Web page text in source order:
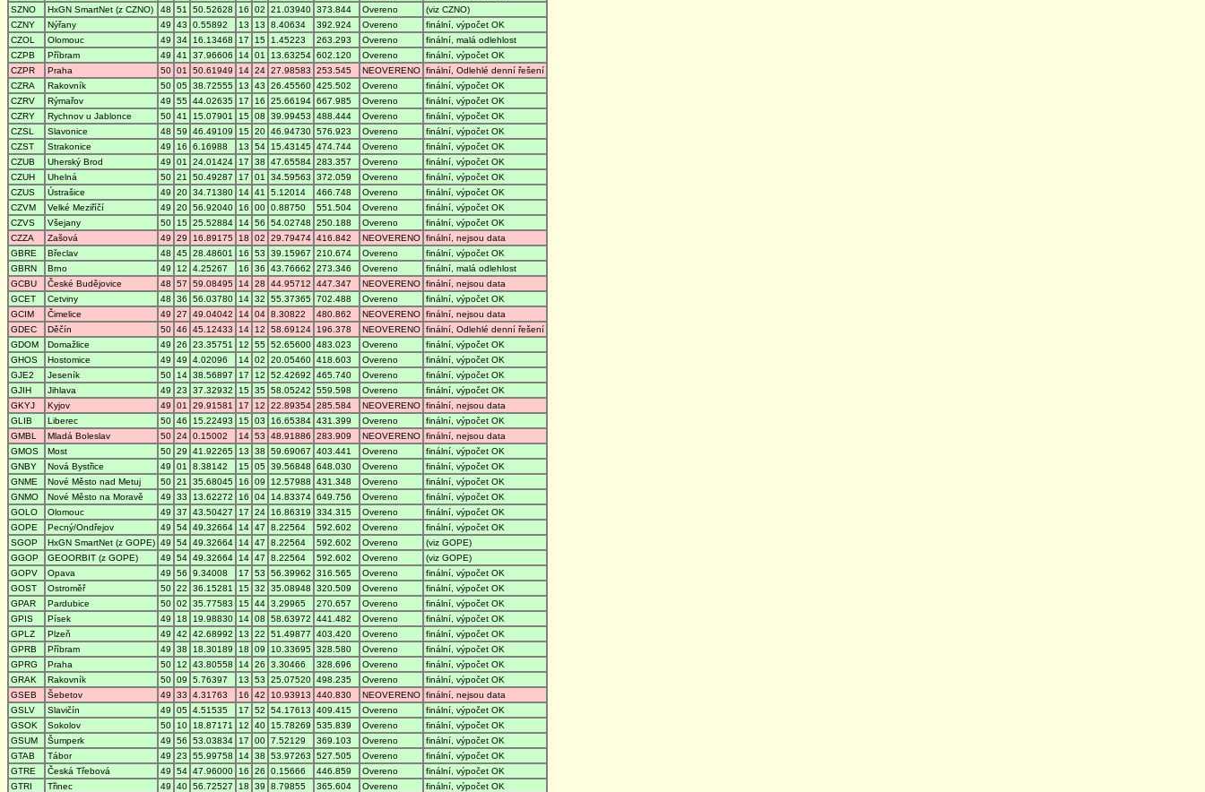
SZNO
HxGN SmartNet (z CZNO) 48 51 50.52628 16 02 21.03940 373.844 Overeno
(viz CZNO)
CZNY
Nýřany 49 43 0.55892 13 13 8.40634 392.924 Overeno
finální, výpočet OK
CZOL
Olomouc 49 34 16.13468 17 15 1.45223 263.293 Overeno
finální, malá odlehlost
CZPB
Příbram 49 41 37.96606 14 01 13.63254 602.120 Overeno
finální, výpočet OK
CZPR
Praha 50 01 50.61949 14 24 27.98583 253.545 NEOVERENO finální, Odlehlé denní řešení
CZRA
Rakovník 50 05 38.72555 13 43 26.45560 425.502 Overeno
finální, výpočet OK
CZRV
Rýmařov 49 55 44.02635 17 16 25.66194 667.985 Overeno
finální, výpočet OK
CZRY
Rychnov u Jablonce 50 41 15.07901 15 08 39.99453 488.444 Overeno
finální, výpočet OK
CZSL
Slavonice 48 59 46.49109 15 20 46.94730 576.923 Overeno
finální, výpočet OK
CZST
Strakonice 49 16 6.16988 13 54 15.43145 474.744 Overeno
finální, výpočet OK
CZUB
Uherský Brod 49 01 24.01424 17 38 47.65584 283.357 Overeno
finální, výpočet OK
CZUH
Uhelná 50 21 50.49287 17 01 34.59563 372.059 Overeno
finální, výpočet OK
CZUS
Ústrašice 49 20 34.71380 14 41 5.12014 466.748 Overeno
finální, výpočet OK
CZVM
Velké Meziříčí 49 20 56.92040 16 00 0.88750 551.504 Overeno
finální, výpočet OK
CZVS
Všejany 50 15 25.52884 14 56 54.02748 250.188 Overeno
finální, výpočet OK
CZZA
Zašová 49 29 16.89175 18 02 29.79474 416.842 NEOVERENO finální, nejsou data
GBRE
Břeclav 48 45 28.48601 16 53 39.15967 210.674 Overeno
finální, výpočet OK
GBRN
Brno 49 12 4.25267 16 36 43.76662 273.346 Overeno
finální, malá odlehlost
GCBU
České Budějovice 48 57 59.08495 14 28 44.95712 447.347 NEOVERENO finální, nejsou data
GCET
Cetviny 48 36 56.03780 14 32 55.37365 702.488 Overeno
finální, výpočet OK
GCIM
Čimelice 49 27 49.04042 14 04 8.30822 480.862 NEOVERENO finální, nejsou data
GDEC
Děčín 50 46 45.12433 14 12 58.69124 196.378 NEOVERENO finální, Odlehlé denní řešení
GDOM
Domažlice 49 26 23.35751 12 55 52.65600 483.023 Overeno
finální, výpočet OK
GHOS
Hostomice 49 49 4.02096 14 02 20.05460 418.603 Overeno
finální, výpočet OK
GJE2
Jeseník 50 14 38.56897 17 12 52.42692 465.740 Overeno
finální, výpočet OK
GJIH
Jihlava 49 23 37.32932 15 35 58.05242 559.598 Overeno
finální, výpočet OK
GKYJ
Kyjov 49 01 29.91581 17 12 22.89354 285.584 NEOVERENO finální, nejsou data
GLIB
Liberec 50 46 15.22493 15 03 16.65384 431.399 Overeno
finální, výpočet OK
GMBL
Mladá Boleslav 50 24 0.15002 14 53 48.91886 283.909 NEOVERENO finální, nejsou data
GMOS
Most 50 29 41.92265 13 38 59.69067 403.441 Overeno
finální, výpočet OK
GNBY
Nová Bystřice 49 01 8.38142 15 05 39.56848 648.030 Overeno
finální, výpočet OK
GNME
Nové Město nad Metuj 50 21 35.68045 16 09 12.57988 431.348 Overeno
finální, výpočet OK
GNMO
Nové Město na Moravě 49 33 13.62272 16 04 14.83374 649.756 Overeno
finální, výpočet OK
GOLO
Olomouc 49 37 43.50427 17 24 16.86319 334.315 Overeno
finální, výpočet OK
GOPE
Pecný/Ondřejov 49 54 49.32664 14 47 8.22564 592.602 Overeno
finální, výpočet OK
SGOP
HxGN SmartNet (z GOPE) 49 54 49.32664 14 47 8.22564 592.602 Overeno
(viz GOPE)
GGOP
GEOORBIT (z GOPE) 49 54 49.32664 14 47 8.22564 592.602 Overeno
(viz GOPE)
GOPV
Opava 49 56 9.34008 17 53 56.39962 316.565 Overeno
finální, výpočet OK
GOST
Ostroměř 50 22 36.15281 15 32 35.08948 320.509 Overeno
finální, výpočet OK
GPAR
Pardubice 50 02 35.77583 15 44 3.29965 270.657 Overeno
finální, výpočet OK
GPIS
Písek 49 18 19.98830 14 08 58.63972 441.482 Overeno
finální, výpočet OK
GPLZ
Plzeň 49 42 42.68992 13 22 51.49877 403.420 Overeno
finální, výpočet OK
GPRB
Příbram 49 38 18.30189 18 09 10.33695 328.580 Overeno
finální, výpočet OK
GPRG
Praha 50 12 43.80558 14 26 3.30466 328.696 Overeno
finální, výpočet OK
GRAK
Rakovník 50 09 5.76397 13 53 25.07520 498.235 Overeno
finální, výpočet OK
GSEB
Šebetov 49 33 4.31763 16 42 10.93913 440.830 NEOVERENO finální, nejsou data
GSLV
Slavičín 49 05 4.51535 17 52 54.17613 409.415 Overeno
finální, výpočet OK
GSOK
Sokolov 50 10 18.87171 12 40 15.78269 535.839 Overeno
finální, výpočet OK
GSUM
Šumperk 49 56 53.03834 17 00 7.52129 369.103 Overeno
finální, výpočet OK
GTAB
Tábor 49 23 55.99758 14 38 53.97263 527.505 Overeno
finální, výpočet OK
GTRE
Česká Třebová 49 54 47.96000 16 26 0.15666 446.859 Overeno
finální, výpočet OK
GTRI
Třinec 49 40 56.72527 18 39 8.79855 365.604 Overeno
finální, výpočet OK